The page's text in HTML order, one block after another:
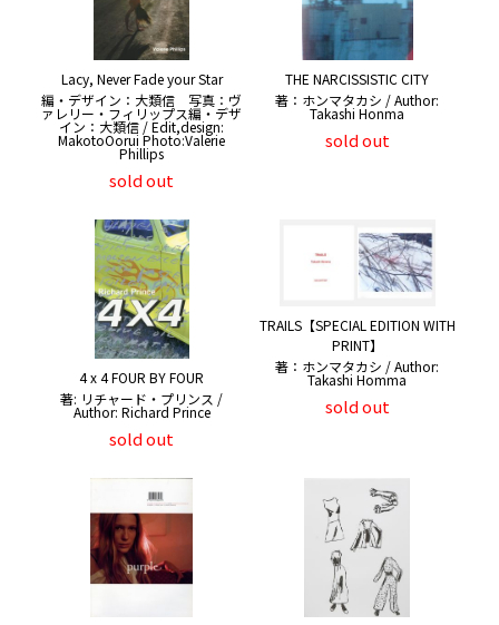
Lacy, Never Fade your Star
編・デザイン：大類信 写真：ヴ
ァレリー・フィリップス編・デザ
イン：大類信 / Edit,design:
MakotoOorui Photo:Valerie
Phillips
sold out
THE NARCISSISTIC CITY
著：ホンマタカシ / Author:
Takashi Honma
sold out
4 x 4 FOUR BY FOUR
著: リチャード・プリンス /
Author: Richard Prince
sold out
TRAILS【SPECIAL EDITION WITH
PRINT】
著：ホンマタカシ / Author:
Takashi Homma
sold out